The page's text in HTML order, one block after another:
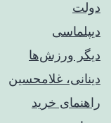
دولت
دیپلماسی
دیگر ورزش‌ها
دینانی، غلامحسین
راهنمای خريد